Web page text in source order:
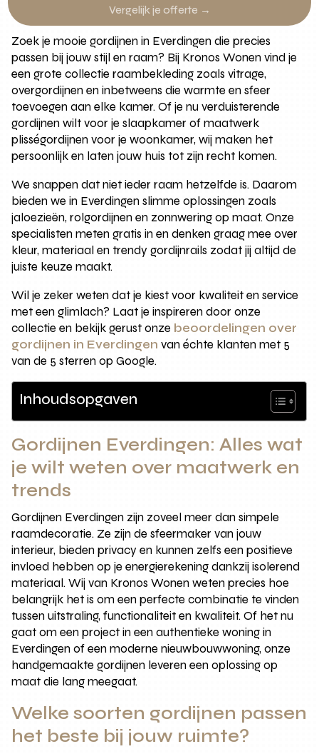
Vergelijk je offerte →
Zoek je mooie gordijnen in Everdingen die precies
passen bij jouw stijl en raam? Bij Kronos Wonen vind je
een grote collectie raambekleding zoals vitrage,
overgordijnen en inbetweens die warmte en sfeer
toevoegen aan elke kamer. Of je nu verduisterende
gordijnen wilt voor je slaapkamer of maatwerk
plisségordijnen voor je woonkamer, wij maken het
persoonlijk en laten jouw huis tot zijn recht komen.
We snappen dat niet ieder raam hetzelfde is. Daarom
bieden we in Everdingen slimme oplossingen zoals
jaloezieën, rolgordijnen en zonnwering op maat. Onze
specialisten meten gratis in en denken graag mee over
kleur, materiaal en trendy gordijnrails zodat jij altijd de
juiste keuze maakt.
Wil je zeker weten dat je kiest voor kwaliteit en service
met een glimlach? Laat je inspireren door onze
collectie en bekijk gerust onze beoordelingen over
gordijnen in Everdingen van échte klanten met 5
van de 5 sterren op Google.
Inhoudsopgaven
Gordijnen Everdingen: Alles wat
je wilt weten over maatwerk en
trends
Gordijnen Everdingen zijn zoveel meer dan simpele
raamdecoratie. Ze zijn de sfeermaker van jouw
interieur, bieden privacy en kunnen zelfs een positieve
invloed hebben op je energierekening dankzij isolerend
materiaal. Wij van Kronos Wonen weten precies hoe
belangrijk het is om een perfecte combinatie te vinden
tussen uitstraling, functionaliteit en kwaliteit. Of het nu
gaat om een project in een authentieke woning in
Everdingen of een moderne nieuwbouwwoning, onze
handgemaakte gordijnen leveren een oplossing op
maat die lang meegaat.
Welke soorten gordijnen passen
het beste bij jouw ruimte?